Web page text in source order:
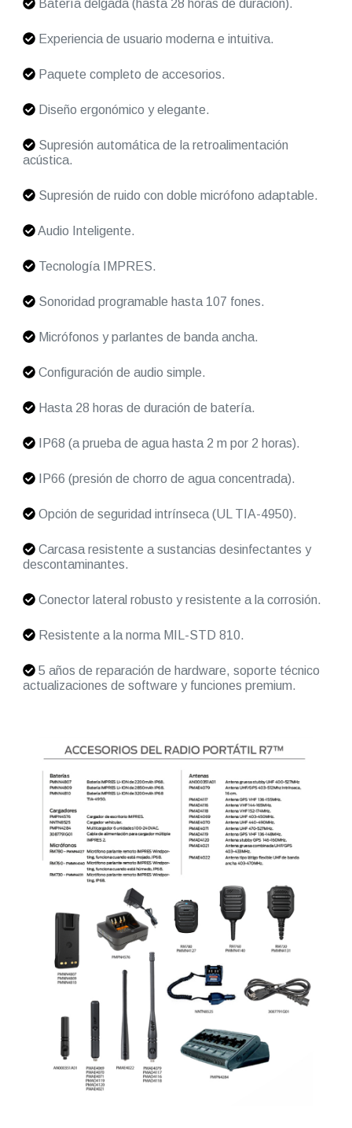
Batería delgada (hasta 28 horas de duración).
Experiencia de usuario moderna e intuitiva.
Paquete completo de accesorios.
Diseño ergonómico y elegante.
Supresión automática de la retroalimentación
acústica.
Supresión de ruido con doble micrófono adaptable.
Audio Inteligente.
Tecnología IMPRES.
Sonoridad programable hasta 107 fones.
Micrófonos y parlantes de banda ancha.
Configuración de audio simple.
Hasta 28 horas de duración de batería.
IP68 (a prueba de agua hasta 2 m por 2 horas).
IP66 (presión de chorro de agua concentrada).
Opción de seguridad intrínseca (UL TIA-4950).
Carcasa resistente a sustancias desinfectantes y
descontaminantes.
Conector lateral robusto y resistente a la corrosión.
Resistente a la norma MIL-STD 810.
5 años de reparación de hardware, soporte técnico
actualizaciones de software y funciones premium.